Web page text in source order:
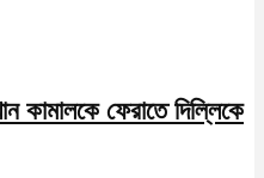
কামালকে ফেরাতে দিল্লিকে